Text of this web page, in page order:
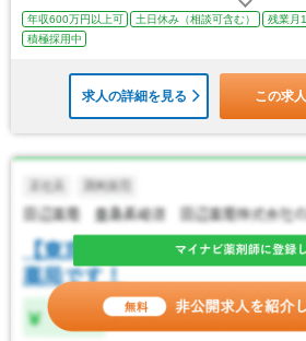
年収600万円以上可 土日休み（相談可含む） 残業月
積極採用中
求人の詳細を見る この求